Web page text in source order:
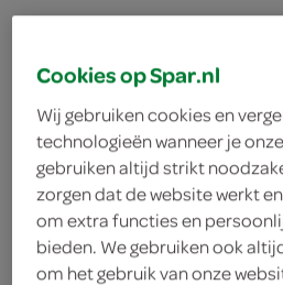
Ritter Sport
hazelnoot
Cookies op Spar.nl
Wij gebruiken cookies en
technologieën wanneer je
gebruiken altijd strikt
zorgen dat de website werkt
om extra functies en
bieden. We gebruiken ook
om het gebruik van onze